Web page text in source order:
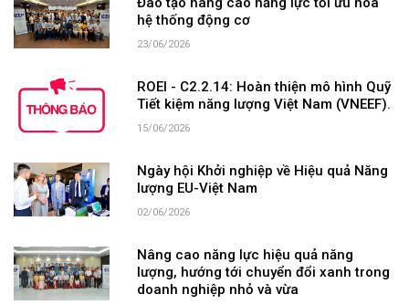
Đào tạo nâng cao năng lực tối ưu hóa
hệ thống động cơ
23/06/2026
ROEI - C2.2.14: Hoàn thiện mô hình Quỹ
Tiết kiệm năng lượng Việt Nam (VNEEF).
15/06/2026
Ngày hội Khởi nghiệp về Hiệu quả Năng
lượng EU-Việt Nam
02/06/2026
Nâng cao năng lực hiệu quả năng
lượng, hướng tới chuyển đổi xanh trong
doanh nghiệp nhỏ và vừa